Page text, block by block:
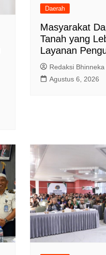
Daerah
Masyarakat
Tanah yang
Layanan
Redaksi
Agustus 6, 2026